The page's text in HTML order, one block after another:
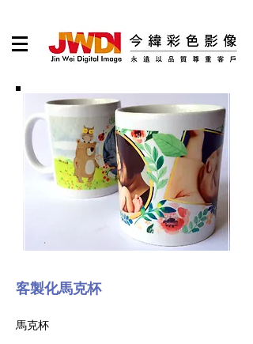
客製化馬克杯
馬克杯